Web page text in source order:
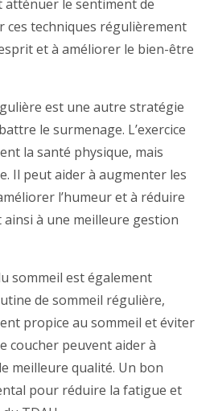
atténuer le sentiment de
ces techniques régulièrement
et à améliorer le bien-être
est une autre stratégie
le surmenage. L’exercice
la santé physique, mais
Il peut aider à augmenter les
l’humeur et à réduire
à une meilleure gestion
sommeil est également
de sommeil régulière,
propice au sommeil et éviter
coucher peuvent aider à
meilleure qualité. Un bon
pour réduire la fatigue et